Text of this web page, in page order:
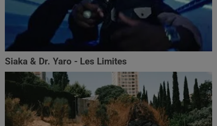
Siaka & Dr. Yaro - Les Limites